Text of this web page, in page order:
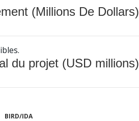
(Millions De Dollars)
du projet (USD millions)
BIRD/IDA